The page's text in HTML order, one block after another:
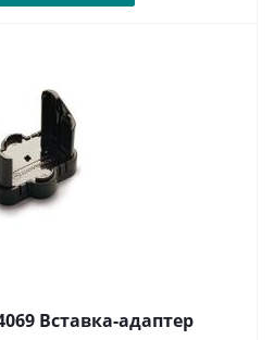
Вставка-адаптер